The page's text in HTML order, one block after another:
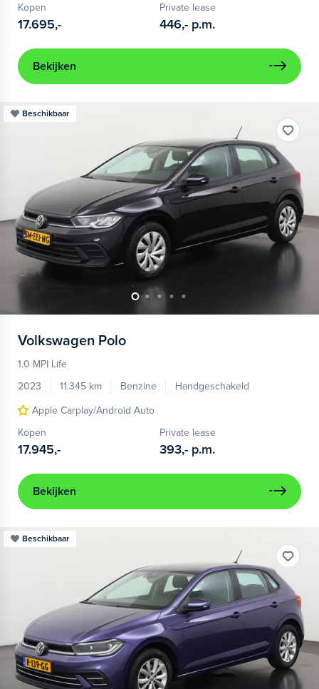
Kopen
17.695,-
Private lease
446,- p.m.
Bekijken
Beschikbaar
Volkswagen Polo
1.0 MPI Life
2023
11.345 km Benzine
Handgeschakeld
Apple Carplay/Android Auto
Kopen
17.945,-
Private lease
393,- p.m.
Bekijken
Beschikbaar